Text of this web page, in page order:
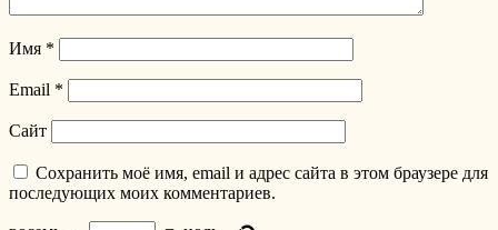
Имя *
Email *
Сайт
Сохранить моё имя, email и адрес сайта в этом браузере для
последующих моих комментариев.